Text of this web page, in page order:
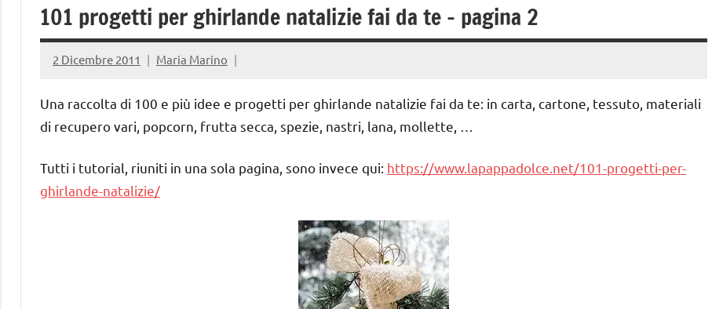
101 progetti per ghirlande natalizie fai da te – pagina 2
2 Dicembre 2011 Maria Marino
Una raccolta di 100 e più idee e progetti per ghirlande natalizie fai da te: in carta, cartone, tessuto, materiali
di recupero vari, popcorn, frutta secca, spezie, nastri, lana, mollette, …
Tutti i tutorial, riuniti in una sola pagina, sono invece qui: https://www.lapappadolce.net/101-progetti-per-
ghirlande-natalizie/